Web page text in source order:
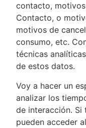
contacto,
Contacto, o
motivos de
consumo, etc.
técnicas
de estos datos.
Voy a hacer un
analizar los
de interacción. Si
pueden acceder